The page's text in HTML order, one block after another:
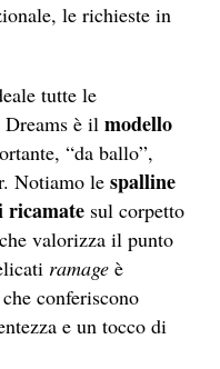
le richieste in
tutte le
è il modello
“da ballo”,
Notiamo le spalline
ricamate sul corpetto
che valorizza il punto
ramage è
che conferiscono
e un tocco di